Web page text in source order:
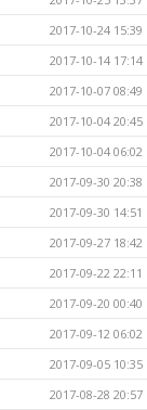
2017-10-24 15:39
2017-10-14 17:14
2017-10-07 08:49
2017-10-04 20:45
2017-10-04 06:02
2017-09-30 20:38
2017-09-30 14:51
2017-09-27 18:42
2017-09-22 22:11
2017-09-20 00:40
2017-09-12 06:02
2017-09-05 10:35
2017-08-28 20:57